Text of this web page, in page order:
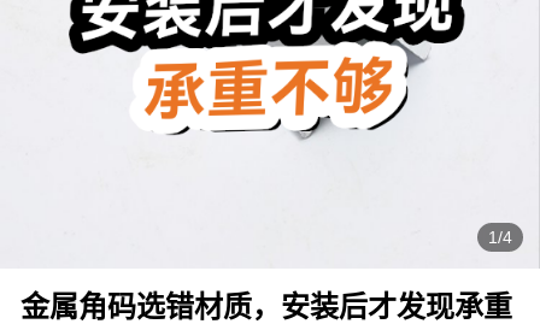
1/4
金属角码选错材质，安装后才发现承重